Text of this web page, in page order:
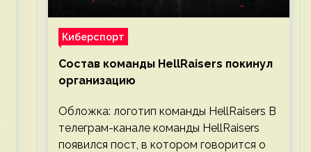
Киберспорт
Состав команды HellRaisers покинул
организацию
Обложка: логотип команды HellRaisers В
телеграм-канале команды HellRaisers
появился пост, в котором говорится о